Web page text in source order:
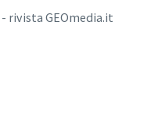
- rivista GEOmedia.it